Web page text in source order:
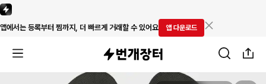
앱에서는 등록부터 찜까지, 더 빠르게 거래할 수 있어요 앱 다운로드